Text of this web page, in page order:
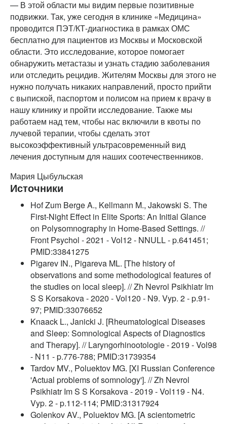
— В этой области мы видим первые позитивные
подвижки. Так, уже сегодня в клинике «Медицина»
проводится ПЭТ/КТ-диагностика в рамках ОМС
бесплатно для пациентов из Москвы и Московской
области. Это исследование, которое помогает
обнаружить метастазы и узнать стадию заболевания
или отследить рецидив. Жителям Москвы для этого не
нужно получать никаких направлений, просто прийти
с выпиской, паспортом и полисом на прием к врачу в
нашу клинику и пройти исследование. Также мы
работаем над тем, чтобы нас включили в квоты по
лучевой терапии, чтобы сделать этот
высокоэффективный ультрасовременный вид
лечения доступным для наших соотечественников.
Мария Цыбульская
Источники
Hof Zum Berge A., Kellmann M., Jakowski S. The
First-Night Effect in Elite Sports: An Initial Glance
on Polysomnography in Home-Based Settings. //
Front Psychol - 2021 - Vol12 - NNULL - p.641451;
PMID:33841275
Pigarev IN., Pigareva ML. [The history of
observations and some methodological features of
the studies on local sleep]. // Zh Nevrol Psikhiatr Im
S S Korsakova - 2020 - Vol120 - N9. Vyp. 2 - p.91-
97; PMID:33076652
Knaack L., Janicki J. [Rheumatological Diseases
and Sleep: Somnological Aspects of Diagnostics
and Therapy]. // Laryngorhinootologie - 2019 - Vol98
- N11 - p.776-788; PMID:31739354
Tardov MV., Poluektov MG. [XI Russian Conference
'Actual problems of somnology']. // Zh Nevrol
Psikhiatr Im S S Korsakova - 2019 - Vol119 - N4.
Vyp. 2 - p.112-114; PMID:31317924
Golenkov AV., Poluektov MG. [A scientometric